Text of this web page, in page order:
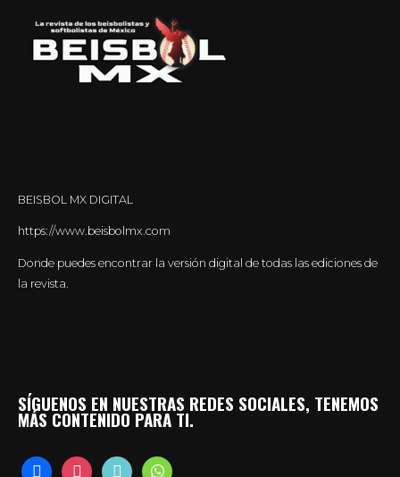
BEISBOL MX DIGITAL
https://www.beisbolmx.com
Donde puedes encontrar la versión digital de todas las ediciones de
la revista.
SÍGUENOS EN NUESTRAS REDES SOCIALES, TENEMOS
MÁS CONTENIDO PARA TI.
facebookinstagramtiktok whatsapp